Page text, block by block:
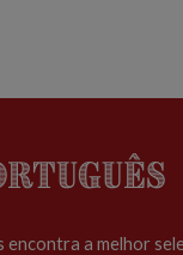
encontra a melhor